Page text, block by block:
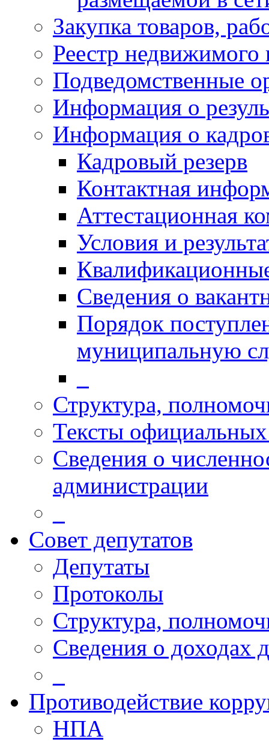
Закупка товаров,
Реестр
Подведомственные
Информация о
Информация о
Кадровый резерв
Контактная
Аттестационная
Условия и
Сведения о
Порядок
муниципальную
Структура,
Тексты
Сведения о
администрации
Совет депутатов
Депутаты
Протоколы
Структура,
Сведения о доходах
Противодействие
НПА